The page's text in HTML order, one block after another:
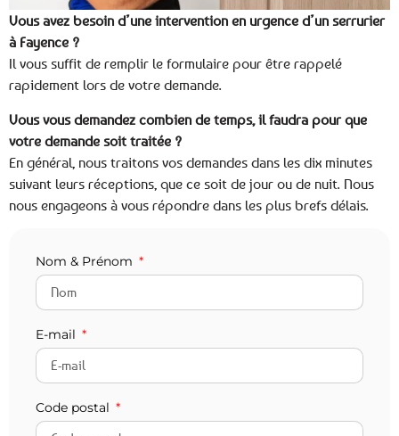
Vous avez besoin d’une intervention en urgence d’un serrurier
à Fayence ?
Il vous suffit de remplir le formulaire pour être rappelé
rapidement lors de votre demande.
Vous vous demandez combien de temps, il faudra pour que
votre demande soit traitée ?
En général, nous traitons vos demandes dans les dix minutes
suivant leurs réceptions, que ce soit de jour ou de nuit. Nous
nous engageons à vous répondre dans les plus brefs délais.
Nom & Prénom
E-mail
Code postal